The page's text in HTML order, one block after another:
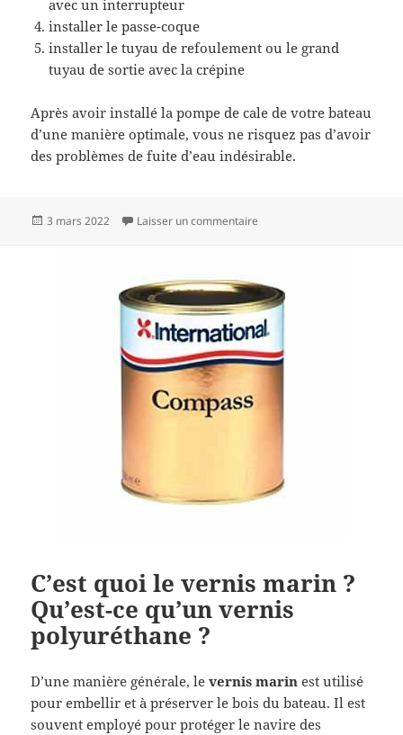
avec un interrupteur
installer le passe-coque
installer le tuyau de refoulement ou le grand
tuyau de sortie avec la crépine
Après avoir installé la pompe de cale de votre bateau
d’une manière optimale, vous ne risquez pas d’avoir
des problèmes de fuite d’eau indésirable.
Publié
3 mars 2022 Laisser un commentaire
C’est quoi le vernis marin ?
Qu’est-ce qu’un vernis
polyuréthane ?
D’une manière générale, levernis marin est utilisé
pour embellir et à préserver le bois du bateau. Il est
souvent employé pour protéger le navire des